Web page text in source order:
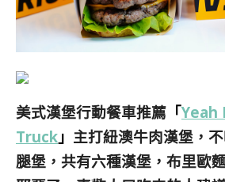
美式漢堡行動餐車推薦 「Yeah
Truck 」 主打紐澳牛肉漢堡，
腿堡，共有六種漢堡，布里歐